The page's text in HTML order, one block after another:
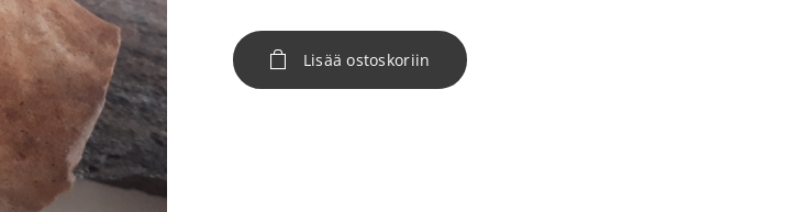
Lisää ostoskoriin